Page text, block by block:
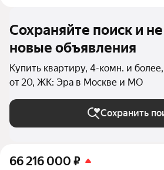
Сохраняйте поиск и
новые объявления
Купить квартиру, 4-комн. и
от 20, ЖК: Эра в Москве и МО
Сохранить
66 216 000 ₽